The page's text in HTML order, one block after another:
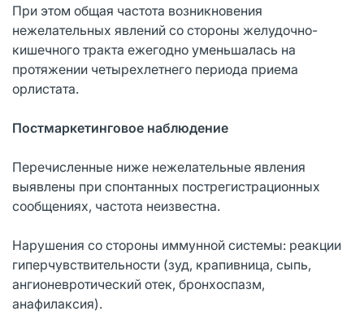
При этом общая частота возникновения
нежелательных явлений со стороны желудочно-
кишечного тракта ежегодно уменьшалась на
протяжении четырехлетнего периода приема
орлистата.
Постмаркетинговое наблюдение
Перечисленные ниже нежелательные явления
выявлены при спонтанных пострегистрационных
сообщениях, частота неизвестна.
Нарушения со стороны иммунной системы: реакции
гиперчувствительности (зуд, крапивница, сыпь,
ангионевротический отек, бронхоспазм,
анафилаксия).